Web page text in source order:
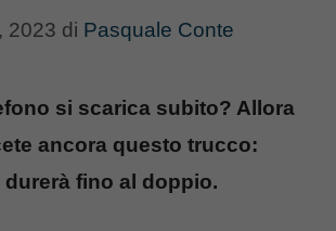
2023 di Pasquale Conte
si scarica subito? Allora
ancora questo trucco:
durerà fino al doppio.